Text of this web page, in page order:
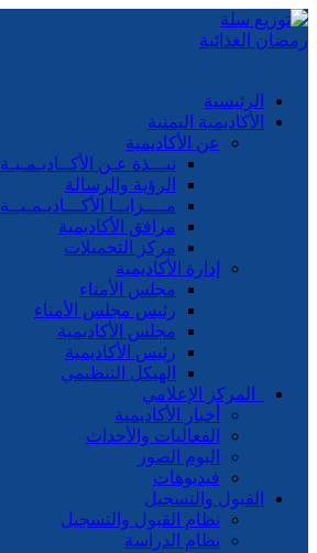
الرئيسية
الأكاديمية اليمنية
عن الأكاديمية
نبـــذة عـن الأكــاديـمـيـة
الرؤية والرسالة
مــــزايــا الأكـــاديـمـيــة
مرافق الأكاديمية
مركز التحميلات
إدارة الأكاديمية
مجلس الأمناء
رئيس مجلس الأمناء
مجلس الأكاديمية
رئيس الأكاديمية
الهيكل التنظيمي
المركز الإعلامي
أخبار الأكاديمية
الفعاليات والأحداث
البوم الصور
فيديوهات
القبول والتسجيل
نظام القبول والتسجيل
نظام الدراسة